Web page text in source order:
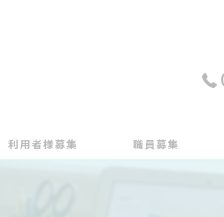
利用者様募集 職員募集